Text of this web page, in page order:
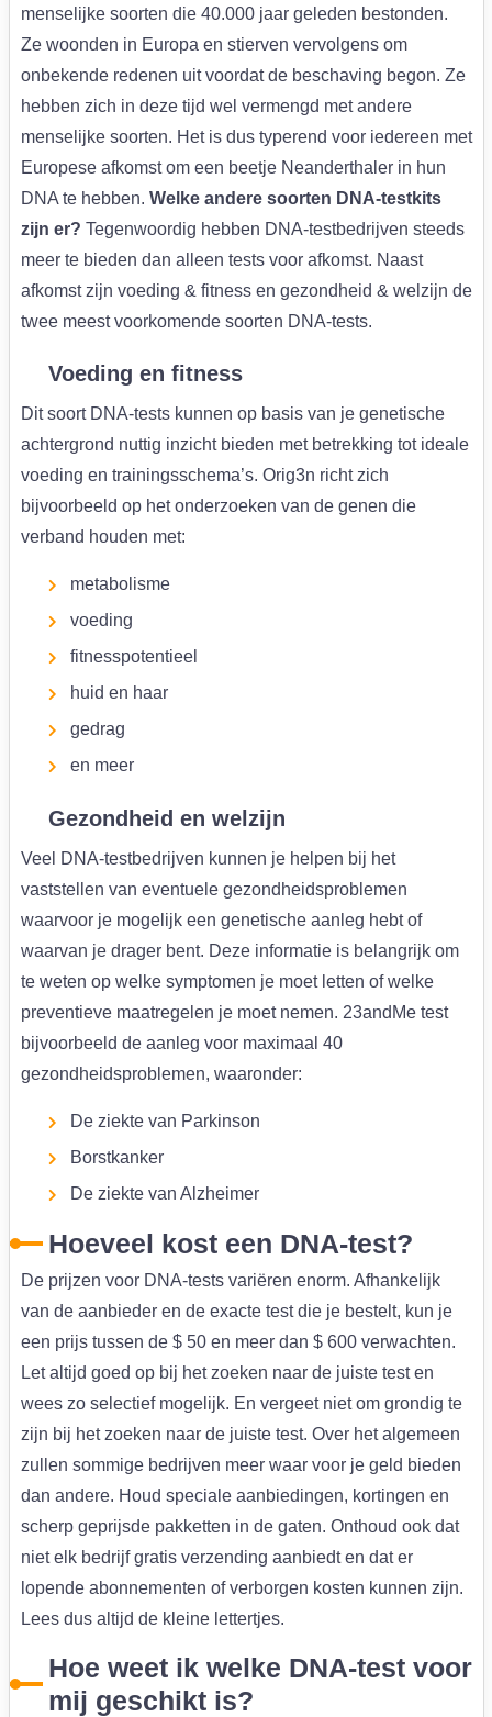
menselijke soorten die 40.000 jaar geleden bestonden.
Ze woonden in Europa en stierven vervolgens om
onbekende redenen uit voordat de beschaving begon. Ze
hebben zich in deze tijd wel vermengd met andere
menselijke soorten. Het is dus typerend voor iedereen met
Europese afkomst om een beetje Neanderthaler in hun
DNA te hebben. Welke andere soorten DNA-testkits
zijn er? Tegenwoordig hebben DNA-testbedrijven steeds
meer te bieden dan alleen tests voor afkomst. Naast
afkomst zijn voeding & fitness en gezondheid & welzijn de
twee meest voorkomende soorten DNA-tests.
Voeding en fitness
Dit soort DNA-tests kunnen op basis van je genetische
achtergrond nuttig inzicht bieden met betrekking tot ideale
voeding en trainingsschema’s. Orig3n richt zich
bijvoorbeeld op het onderzoeken van de genen die
verband houden met:
metabolisme
voeding
fitnesspotentieel
huid en haar
gedrag
en meer
Gezondheid en welzijn
Veel DNA-testbedrijven kunnen je helpen bij het
vaststellen van eventuele gezondheidsproblemen
waarvoor je mogelijk een genetische aanleg hebt of
waarvan je drager bent. Deze informatie is belangrijk om
te weten op welke symptomen je moet letten of welke
preventieve maatregelen je moet nemen. 23andMe test
bijvoorbeeld de aanleg voor maximaal 40
gezondheidsproblemen, waaronder:
De ziekte van Parkinson
Borstkanker
De ziekte van Alzheimer
Hoeveel kost een DNA-test?
De prijzen voor DNA-tests variëren enorm. Afhankelijk
van de aanbieder en de exacte test die je bestelt, kun je
een prijs tussen de $ 50 en meer dan $ 600 verwachten.
Let altijd goed op bij het zoeken naar de juiste test en
wees zo selectief mogelijk. En vergeet niet om grondig te
zijn bij het zoeken naar de juiste test. Over het algemeen
zullen sommige bedrijven meer waar voor je geld bieden
dan andere. Houd speciale aanbiedingen, kortingen en
scherp geprijsde pakketten in de gaten. Onthoud ook dat
niet elk bedrijf gratis verzending aanbiedt en dat er
lopende abonnementen of verborgen kosten kunnen zijn.
Lees dus altijd de kleine lettertjes.
Hoe weet ik welke DNA-test voor
mij geschikt is?